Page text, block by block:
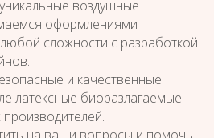
воздушные
оформлениями
сложности с разработкой
и качественные
латексные биоразлагаемые